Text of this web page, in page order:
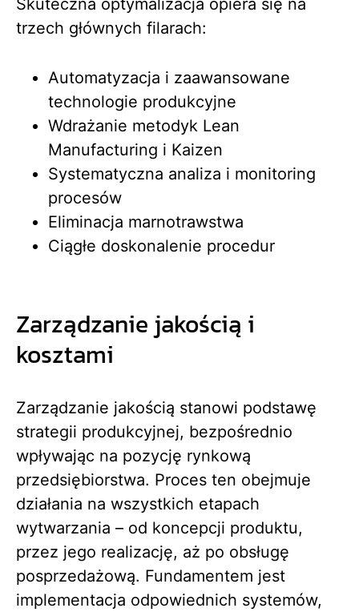
trzech głównych filarach:
Automatyzacja i zaawansowane
technologie produkcyjne
Wdrażanie metodyk Lean
Manufacturing i Kaizen
Systematyczna analiza i monitoring
procesów
Eliminacja marnotrawstwa
Ciągłe doskonalenie procedur
Zarządzanie jakością i
kosztami
Zarządzanie jakością stanowi podstawę
strategii produkcyjnej, bezpośrednio
wpływając na pozycję rynkową
przedsiębiorstwa. Proces ten obejmuje
działania na wszystkich etapach
wytwarzania – od koncepcji produktu,
przez jego realizację, aż po obsługę
posprzedażową. Fundamentem jest
implementacja odpowiednich systemów,